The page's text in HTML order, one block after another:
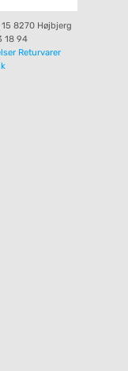
8270 Højbjerg
18 94
Returvarer